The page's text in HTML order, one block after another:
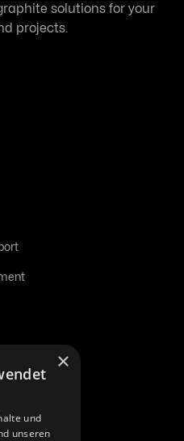
solutions for your
projects.
×
und
unseren